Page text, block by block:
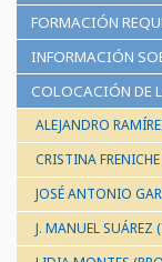
FORMACIÓN
INFORMACIÓN
COLOCACIÓN DE
ALEJANDRO
CRISTINA
JOSÉ ANTONIO
J. MANUEL SUÁREZ